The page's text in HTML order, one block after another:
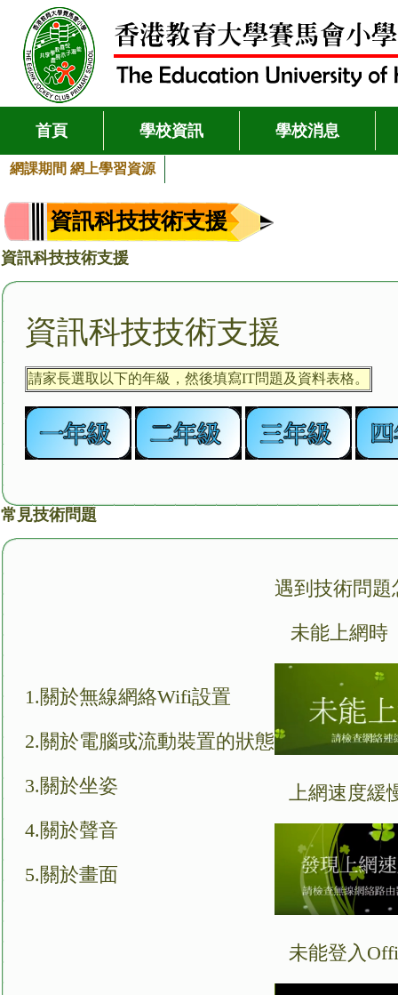
首頁 學校資訊 學校消息
網課期間 網上學習資源
資訊科技技術支援
資訊科技技術支援
資訊科技技術支援
請家長選取以下的年級，然後填寫IT問題及資料表格。
常見技術問題
1.關於無線網絡Wifi設置
2.關於電腦或流動裝置的狀態
3.關於坐姿
4.關於聲音
5.關於畫面
遇到技術問
未能上網時
上網速度緩
未能登入